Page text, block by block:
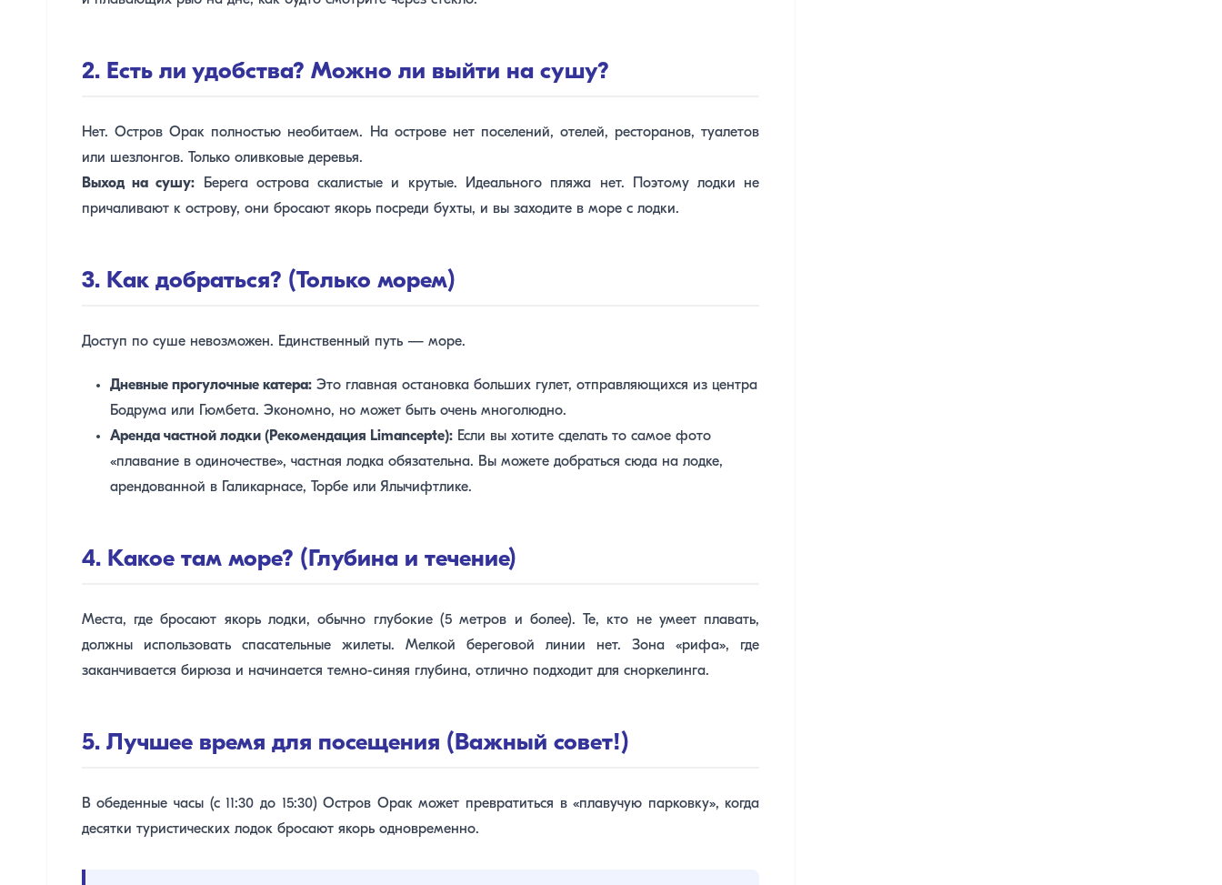
2. Есть ли удобства? Можно ли выйти на сушу?
Нет. Остров Орак полностью необитаем. На острове нет поселений, отелей, ресторанов, туалетов
или шезлонгов. Только оливковые деревья.
Выход на сушу: Берега острова скалистые и крутые. Идеального пляжа нет. Поэтому лодки не
причаливают к острову, они бросают якорь посреди бухты, и вы заходите в море с лодки.
3. Как добраться? (Только морем)
Доступ по суше невозможен. Единственный путь — море.
Дневные прогулочные катера:Это главная остановка больших гулет, отправляющихся из центра
Бодрума или Гюмбета. Экономно, но может быть очень многолюдно.
Аренда частной лодки (Рекомендация Limancepte):Если вы хотите сделать то самое фото
«плавание в одиночестве», частная лодка обязательна. Вы можете добраться сюда на лодке,
арендованной в Галикарнасе, Торбе или Ялычифтлике.
4. Какое там море? (Глубина и течение)
Места, где бросают якорь лодки, обычно глубокие (5 метров и более). Те, кто не умеет плавать,
должны использовать спасательные жилеты. Мелкой береговой линии нет. Зона «рифа», где
заканчивается бирюза и начинается темно-синяя глубина, отлично подходит для сноркелинга.
5. Лучшее время для посещения (Важный совет!)
В обеденные часы (с 11:30 до 15:30) Остров Орак может превратиться в «плавучую парковку», когда
десятки туристических лодок бросают якорь одновременно.